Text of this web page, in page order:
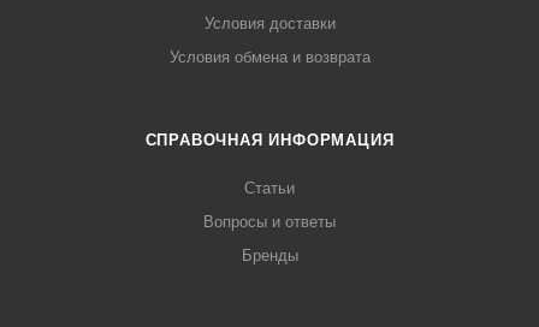
Условия доставки
Условия обмена и возврата
СПРАВОЧНАЯ ИНФОРМАЦИЯ
Статьи
Вопросы и ответы
Бренды